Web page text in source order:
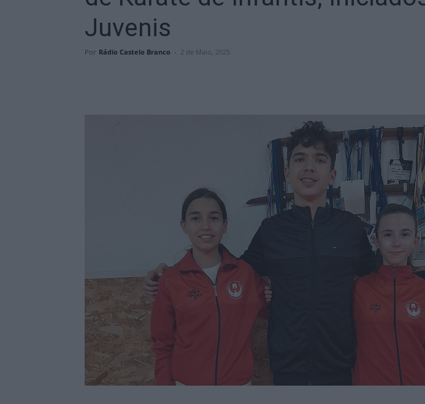
Juvenis
Por Rádio Castelo Branco - 2 de Maio, 2025